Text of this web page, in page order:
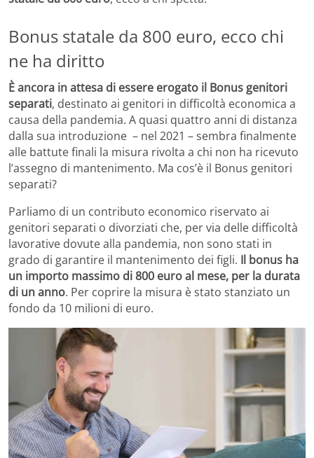
Bonus statale da 800 euro, ecco chi
ne ha diritto
È ancora in attesa di essere erogato il Bonus genitori
separati, destinato ai genitori in difficoltà economica a
causa della pandemia. A quasi quattro anni di distanza
dalla sua introduzione – nel 2021 – sembra finalmente
alle battute finali la misura rivolta a chi non ha ricevuto
l’assegno di mantenimento. Ma cos’è il Bonus genitori
separati?
Parliamo di un contributo economico riservato ai
genitori separati o divorziati che, per via delle difficoltà
lavorative dovute alla pandemia, non sono stati in
grado di garantire il mantenimento dei figli. Il bonus ha
un importo massimo di 800 euro al mese, per la durata
di un anno. Per coprire la misura è stato stanziato un
fondo da 10 milioni di euro.